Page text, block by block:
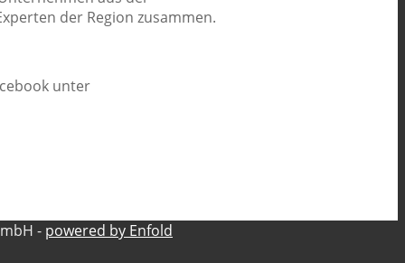
der Region zusammen.
unter
- powered by Enfold